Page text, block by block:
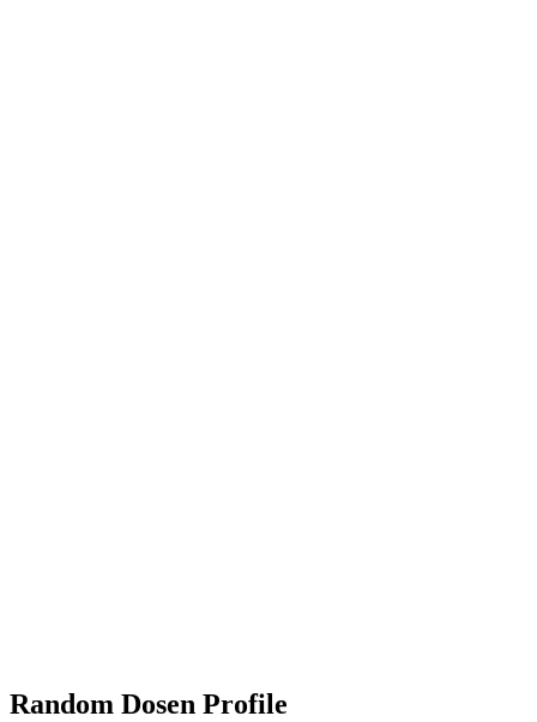
Random Dosen Profile